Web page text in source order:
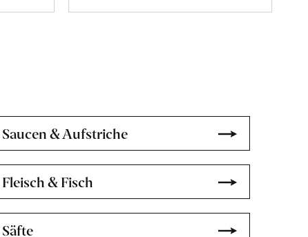
Saucen & Aufstriche
Fleisch & Fisch
Säfte